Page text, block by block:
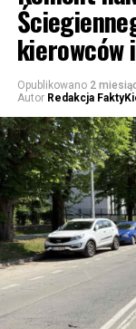
kierowców
Opublikowano 2
Autor Redakcja